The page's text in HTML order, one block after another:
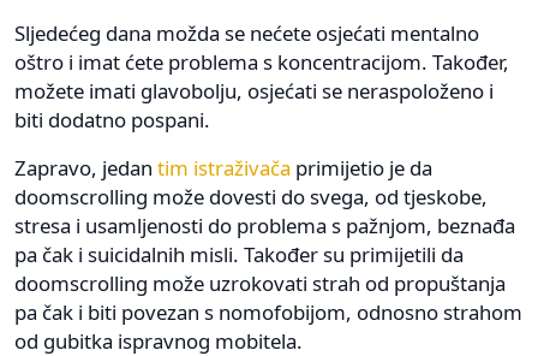
Sljedećeg dana možda se nećete osjećati mentalno
oštro i imat ćete problema s koncentracijom. Također,
možete imati glavobolju, osjećati se neraspoloženo i
biti dodatno pospani.
Zapravo, jedan tim istraživača primijetio je da
doomscrolling može dovesti do svega, od tjeskobe,
stresa i usamljenosti do problema s pažnjom, beznađa
pa čak i suicidalnih misli. Također su primijetili da
doomscrolling može uzrokovati strah od propuštanja
pa čak i biti povezan s nomofobijom, odnosno strahom
od gubitka ispravnog mobitela.